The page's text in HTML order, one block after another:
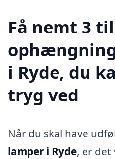
Få nemt 3
i Ryde, du
tryg ved
Når du skal have
lamper i Ryde, er det